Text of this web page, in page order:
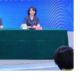
比增长1.23%
中消协回应